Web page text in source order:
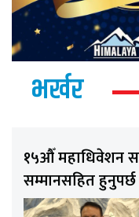
भर्खर
१५औँ महाधिवेशन
सम्मानसहित